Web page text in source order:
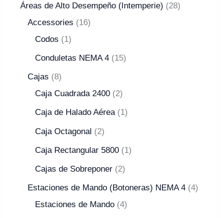
Áreas de Alto Desempeño (Intemperie)
28
Accessories
16
Codos
1
Conduletas NEMA 4 15
Cajas
8
Caja Cuadrada 2400
2
Caja de Halado Aérea 1
Caja Octagonal 2
Caja Rectangular 5800 1
Cajas de Sobreponer 2
Estaciones de Mando (Botoneras) NEMA 4 4
Estaciones de Mando 4